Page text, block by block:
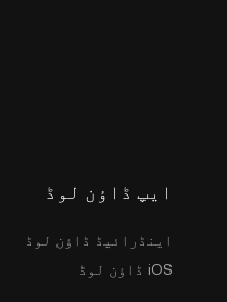
ایپ ڈاؤن لوڈ
اینڈرائیڈ ڈاؤن لوڈ
iOS ڈاؤن لوڈ